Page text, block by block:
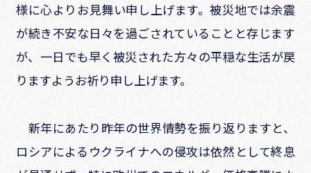
様に心よりお見舞い申し上げます。被災地では余震
が続き不安な日々を過ごされていることと存じます
が、一日でも早く被災された方々の平穏な生活が戻
りますようお祈り申し上げます。
新年にあたり昨年の世界情勢を振り返りますと、
ロシアによるウクライナへの侵攻は依然として終息